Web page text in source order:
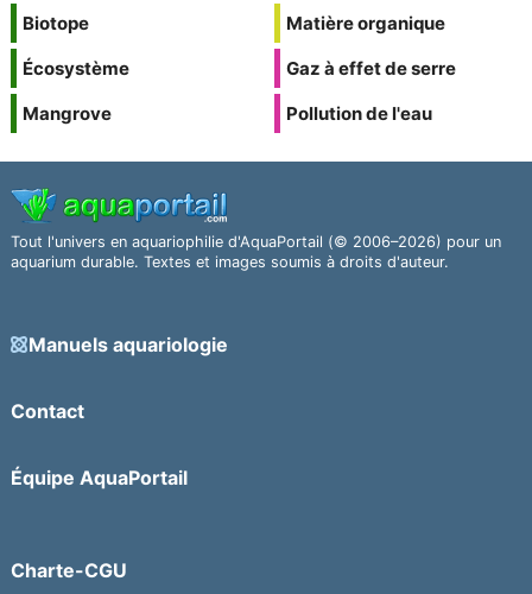
Biotope
Écosystème
Mangrove
Matière organique
Gaz à effet de serre
Pollution de l'eau
Tout l'univers en aquariophilie d'AquaPortail (© 2006–2026) pour un
aquarium durable. Textes et images soumis à droits d'auteur.
Manuels aquariologie
Contact
Équipe AquaPortail
Charte-CGU